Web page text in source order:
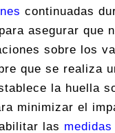
continuadas
asegurar que
sobre los
que se realiza
la huella
minimizar el
las medidas